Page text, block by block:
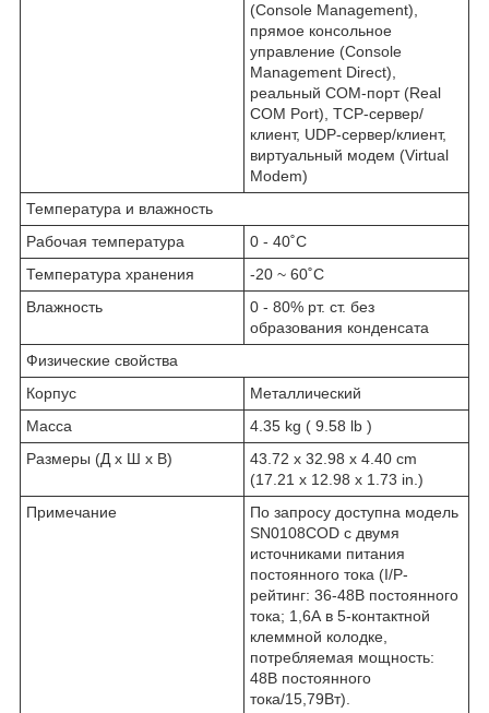
(Console Management),
прямое консольное
управление (Console
Management Direct),
реальный COM-порт (Real
COM Port), TCP-сервер/
клиент, UDP-сервер/клиент,
виртуальный модем (Virtual
Modem)
Температура и влажность
Рабочая температура
0 - 40˚C
Температура хранения
-20 ~ 60˚C
Влажность
0 - 80% рт. ст. без
образования конденсата
Физические свойства
Корпус
Металлический
Масса
4.35 kg ( 9.58 lb )
Размеры (Д х Ш х В)
43.72 x 32.98 x 4.40 cm
(17.21 x 12.98 x 1.73 in.)
Примечание
По запросу доступна модель
SN0108COD с двумя
источниками питания
постоянного тока (I/P-
рейтинг: 36-48В постоянного
тока; 1,6А в 5-контактной
клеммной колодке,
потребляемая мощность:
48В постоянного
тока/15,79Вт).